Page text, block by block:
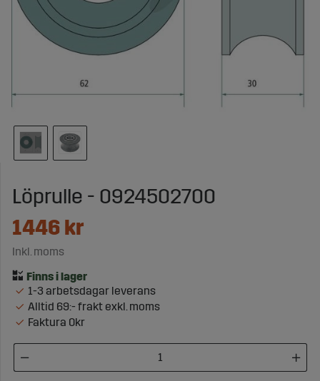
Löprulle - 0924502700
1446 kr
Inkl. moms
1-3 arbetsdagar leverans
Alltid 69:- frakt exkl. moms
Faktura 0kr